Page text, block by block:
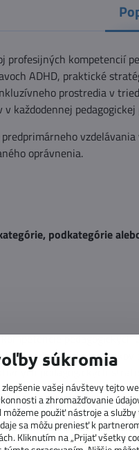
profesijných kompetencií
ADHD, praktické
prostredia v
každodennej pedagogickej
oprávnenia.
podkategórie
pedagogických
odborných
pedagogických
a ich vplyve na
súkromia
vašej návštevy tejto
a zhromažďovanie
môžeme použiť nástroje a
sa môžu preniesť k
Kliknutím na „Prijať všetky